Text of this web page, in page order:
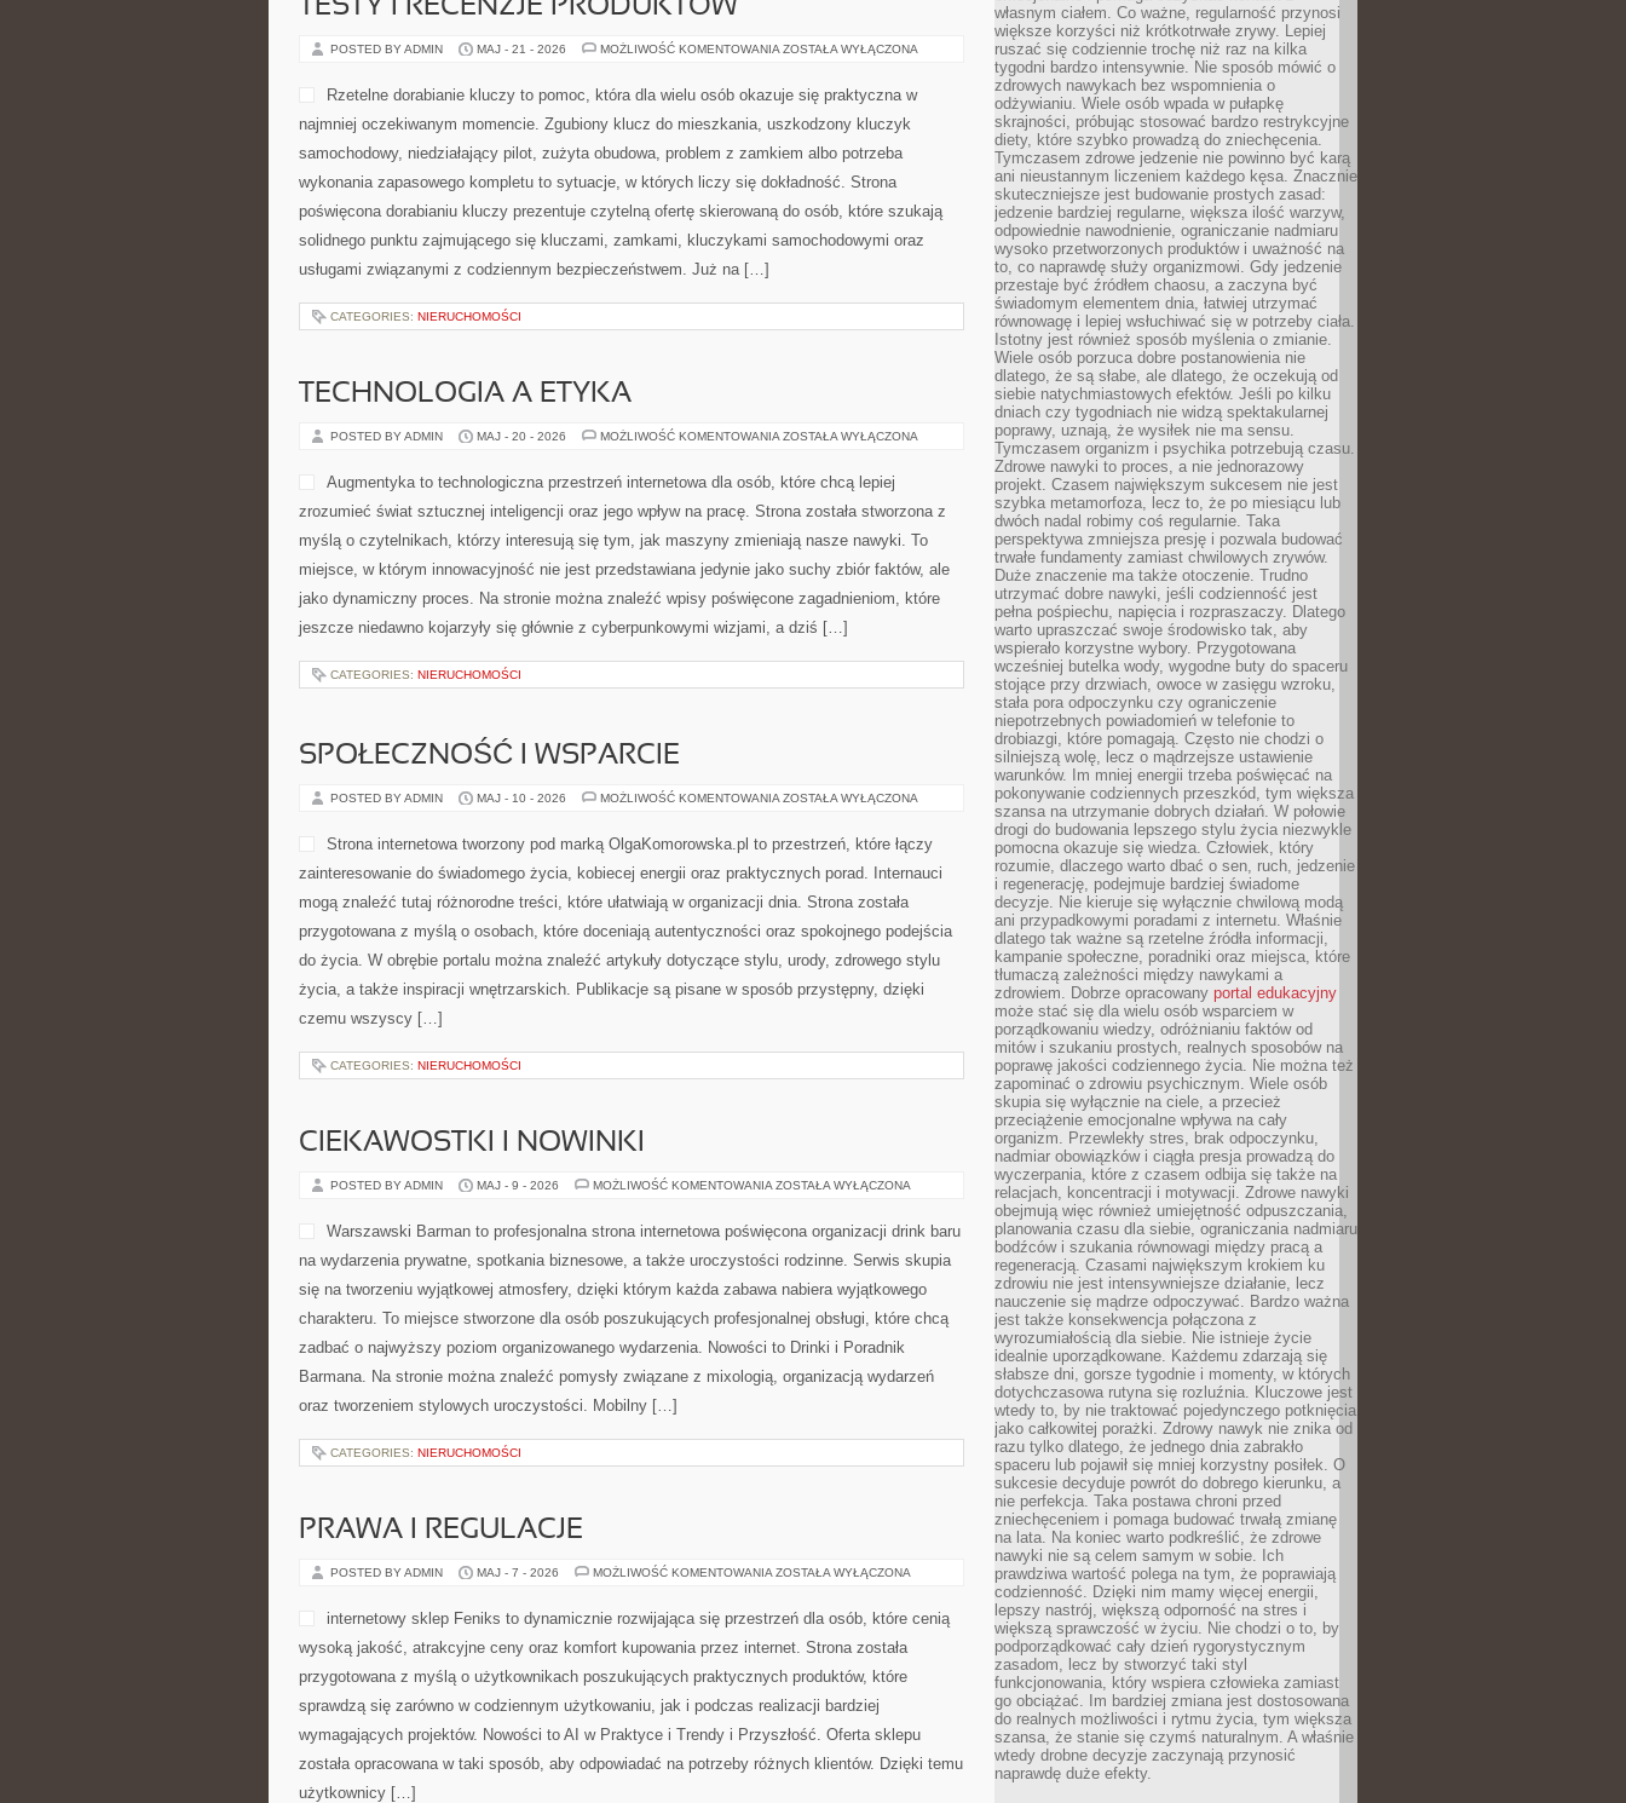
TESTY I RECENZJE PRODUKTÓW
POSTED BY ADMIN MAJ - 21 - 2026 MOŻLIWOŚĆ KOMENTOWANIA TESTY
PRODUKTÓW
ZOSTAŁA WYŁĄCZONA
Rzetelne dorabianie kluczy to pomoc, która dla wielu osób okazuje się praktyczna w
najmniej oczekiwanym momencie. Zgubiony klucz do mieszkania, uszkodzony kluczyk
samochodowy, niedziałający pilot, zużyta obudowa, problem z zamkiem albo potrzeba
wykonania zapasowego kompletu to sytuacje, w których liczy się dokładność. Strona
poświęcona dorabianiu kluczy prezentuje czytelną ofertę skierowaną do osób, które szukają
solidnego punktu zajmującego się kluczami, zamkami, kluczykami samochodowymi oraz
usługami związanymi z codziennym bezpieczeństwem. Już na […]
CATEGORIES: NIERUCHOMOŚCI
TECHNOLOGIA A ETYKA
POSTED BY ADMIN MAJ - 20 - 2026 MOŻLIWOŚĆ KOMENTOWANIA TECHNOLOGIA
ZOSTAŁA WYŁĄCZONA
Augmentyka to technologiczna przestrzeń internetowa dla osób, które chcą lepiej
zrozumieć świat sztucznej inteligencji oraz jego wpływ na pracę. Strona została stworzona z
myślą o czytelnikach, którzy interesują się tym, jak maszyny zmieniają nasze nawyki. To
miejsce, w którym innowacyjność nie jest przedstawiana jedynie jako suchy zbiór faktów, ale
jako dynamiczny proces. Na stronie można znaleźć wpisy poświęcone zagadnieniom, które
jeszcze niedawno kojarzyły się głównie z cyberpunkowymi wizjami, a dziś […]
CATEGORIES: NIERUCHOMOŚCI
SPOŁECZNOŚĆ I WSPARCIE
POSTED BY ADMIN MAJ - 10 - 2026 MOŻLIWOŚĆ KOMENTOWANIA SPOŁECZNOŚĆ
ZOSTAŁA WYŁĄCZONA
Strona internetowa tworzony pod marką OlgaKomorowska.pl to przestrzeń, które łączy
zainteresowanie do świadomego życia, kobiecej energii oraz praktycznych porad. Internauci
mogą znaleźć tutaj różnorodne treści, które ułatwiają w organizacji dnia. Strona została
przygotowana z myślą o osobach, które doceniają autentyczności oraz spokojnego podejścia
do życia. W obrębie portalu można znaleźć artykuły dotyczące stylu, urody, zdrowego stylu
życia, a także inspiracji wnętrzarskich. Publikacje są pisane w sposób przystępny, dzięki
czemu wszyscy […]
CATEGORIES: NIERUCHOMOŚCI
CIEKAWOSTKI I NOWINKI
POSTED BY ADMIN MAJ - 9 - 2026 MOŻLIWOŚĆ KOMENTOWANIA CIEKAWOSTKI
ZOSTAŁA WYŁĄCZONA
Warszawski Barman to profesjonalna strona internetowa poświęcona organizacji drink baru
na wydarzenia prywatne, spotkania biznesowe, a także uroczystości rodzinne. Serwis skupia
się na tworzeniu wyjątkowej atmosfery, dzięki którym każda zabawa nabiera wyjątkowego
charakteru. To miejsce stworzone dla osób poszukujących profesjonalnej obsługi, które chcą
zadbać o najwyższy poziom organizowanego wydarzenia. Nowości to Drinki i Poradnik
Barmana. Na stronie można znaleźć pomysły związane z mixologią, organizacją wydarzeń
oraz tworzeniem stylowych uroczystości. Mobilny […]
CATEGORIES: NIERUCHOMOŚCI
PRAWA I REGULACJE
POSTED BY ADMIN MAJ - 7 - 2026 MOŻLIWOŚĆ KOMENTOWANIA PRAWA
ZOSTAŁA WYŁĄCZONA
internetowy sklep Feniks to dynamicznie rozwijająca się przestrzeń dla osób, które cenią
wysoką jakość, atrakcyjne ceny oraz komfort kupowania przez internet. Strona została
przygotowana z myślą o użytkownikach poszukujących praktycznych produktów, które
sprawdzą się zarówno w codziennym użytkowaniu, jak i podczas realizacji bardziej
wymagających projektów. Nowości to AI w Praktyce i Trendy i Przyszłość. Oferta sklepu
została opracowana w taki sposób, aby odpowiadać na potrzeby różnych klientów. Dzięki temu
użytkownicy […]
własnym ciałem. Co ważne, regularność przynosi
większe korzyści niż krótkotrwałe zrywy. Lepiej
ruszać się codziennie trochę niż raz na kilka
tygodni bardzo intensywnie. Nie sposób mówić o
zdrowych nawykach bez wspomnienia o
odżywianiu. Wiele osób wpada w pułapkę
skrajności, próbując stosować bardzo restrykcyjne
diety, które szybko prowadzą do zniechęcenia.
Tymczasem zdrowe jedzenie nie powinno być karą
ani nieustannym liczeniem każdego kęsa. Znacznie
skuteczniejsze jest budowanie prostych zasad:
jedzenie bardziej regularne, większa ilość warzyw,
odpowiednie nawodnienie, ograniczanie nadmiaru
wysoko przetworzonych produktów i uważność na
to, co naprawdę służy organizmowi. Gdy jedzenie
przestaje być źródłem chaosu, a zaczyna być
świadomym elementem dnia, łatwiej utrzymać
równowagę i lepiej wsłuchiwać się w potrzeby ciała.
Istotny jest również sposób myślenia o zmianie.
Wiele osób porzuca dobre postanowienia nie
dlatego, że są słabe, ale dlatego, że oczekują od
siebie natychmiastowych efektów. Jeśli po kilku
dniach czy tygodniach nie widzą spektakularnej
poprawy, uznają, że wysiłek nie ma sensu.
Tymczasem organizm i psychika potrzebują czasu.
Zdrowe nawyki to proces, a nie jednorazowy
projekt. Czasem największym sukcesem nie jest
szybka metamorfoza, lecz to, że po miesiącu lub
dwóch nadal robimy coś regularnie. Taka
perspektywa zmniejsza presję i pozwala budować
trwałe fundamenty zamiast chwilowych zrywów.
Duże znaczenie ma także otoczenie. Trudno
utrzymać dobre nawyki, jeśli codzienność jest
pełna pośpiechu, napięcia i rozpraszaczy. Dlatego
warto upraszczać swoje środowisko tak, aby
wspierało korzystne wybory. Przygotowana
wcześniej butelka wody, wygodne buty do spaceru
stojące przy drzwiach, owoce w zasięgu wzroku,
stała pora odpoczynku czy ograniczenie
niepotrzebnych powiadomień w telefonie to
drobiazgi, które pomagają. Często nie chodzi o
silniejszą wolę, lecz o mądrzejsze ustawienie
warunków. Im mniej energii trzeba poświęcać na
pokonywanie codziennych przeszkód, tym większa
szansa na utrzymanie dobrych działań. W połowie
drogi do budowania lepszego stylu życia niezwykle
pomocna okazuje się wiedza. Człowiek, który
rozumie, dlaczego warto dbać o sen, ruch, jedzenie
i regenerację, podejmuje bardziej świadome
decyzje. Nie kieruje się wyłącznie chwilową modą
ani przypadkowymi poradami z internetu. Właśnie
dlatego tak ważne są rzetelne źródła informacji,
kampanie społeczne, poradniki oraz miejsca, które
tłumaczą zależności między nawykami a
zdrowiem. Dobrze opracowany portal edukacyjny
może stać się dla wielu osób wsparciem w
porządkowaniu wiedzy, odróżnianiu faktów od
mitów i szukaniu prostych, realnych sposobów na
poprawę jakości codziennego życia. Nie można też
zapominać o zdrowiu psychicznym. Wiele osób
skupia się wyłącznie na ciele, a przecież
przeciążenie emocjonalne wpływa na cały
organizm. Przewlekły stres, brak odpoczynku,
nadmiar obowiązków i ciągła presja prowadzą do
wyczerpania, które z czasem odbija się także na
relacjach, koncentracji i motywacji. Zdrowe nawyki
obejmują więc również umiejętność odpuszczania,
planowania czasu dla siebie, ograniczania nadmiaru
bodźców i szukania równowagi między pracą a
regeneracją. Czasami największym krokiem ku
zdrowiu nie jest intensywniejsze działanie, lecz
nauczenie się mądrze odpoczywać. Bardzo ważna
jest także konsekwencja połączona z
wyrozumiałością dla siebie. Nie istnieje życie
idealnie uporządkowane. Każdemu zdarzają się
słabsze dni, gorsze tygodnie i momenty, w których
dotychczasowa rutyna się rozluźnia. Kluczowe jest
wtedy to, by nie traktować pojedynczego potknięcia
jako całkowitej porażki. Zdrowy nawyk nie znika od
razu tylko dlatego, że jednego dnia zabrakło
spaceru lub pojawił się mniej korzystny posiłek. O
sukcesie decyduje powrót do dobrego kierunku, a
nie perfekcja. Taka postawa chroni przed
zniechęceniem i pomaga budować trwałą zmianę
na lata. Na koniec warto podkreślić, że zdrowe
nawyki nie są celem samym w sobie. Ich
prawdziwa wartość polega na tym, że poprawiają
codzienność. Dzięki nim mamy więcej energii,
lepszy nastrój, większą odporność na stres i
większą sprawczość w życiu. Nie chodzi o to, by
podporządkować cały dzień rygorystycznym
zasadom, lecz by stworzyć taki styl
funkcjonowania, który wspiera człowieka zamiast
go obciążać. Im bardziej zmiana jest dostosowana
do realnych możliwości i rytmu życia, tym większa
szansa, że stanie się czymś naturalnym. A właśnie
wtedy drobne decyzje zaczynają przynosić
naprawdę duże efekty.